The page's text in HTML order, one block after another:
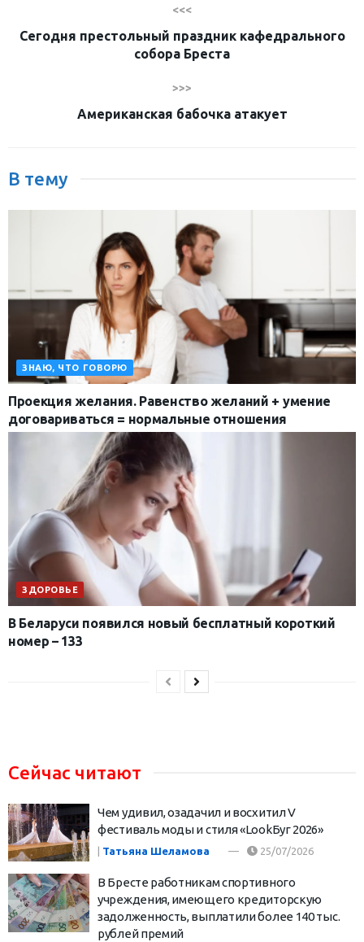
<<<
Сегодня престольный праздник кафедрального
собора Бреста
>>>
Американская бабочка атакует
В тему
ЗНАЮ, ЧТО ГОВОРЮ
Проекция желания. Равенство желаний + умение
договариваться = нормальные отношения
ЗДОРОВЬЕ
В Беларуси появился новый бесплатный короткий
номер – 133
Сейчас читают
Чем удивил, озадачил и восхитил V
фестиваль моды и стиля «LookБуг 2026»
| Татьяна Шеламова 25/07/2026
В Бресте работникам спортивного
учреждения, имеющего кредиторскую
задолженность, выплатили более 140 тыс.
рублей премий